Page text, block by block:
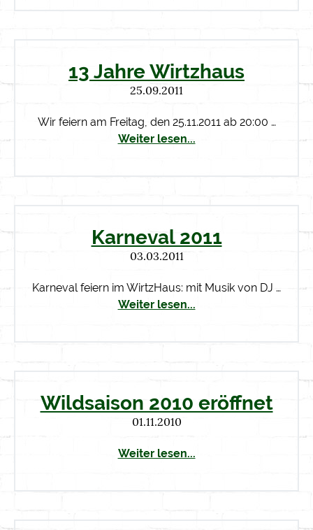
13 Jahre Wirtzhaus
25.09.2011
Wir feiern am Freitag, den 25.11.2011 ab 20:00 …
Weiter lesen...
Karneval 2011
03.03.2011
Karneval feiern im WirtzHaus: mit Musik von DJ …
Weiter lesen...
Wildsaison 2010 eröffnet
01.11.2010
Weiter lesen...